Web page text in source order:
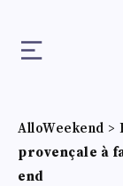
AlloWeekend >
provençale à
end